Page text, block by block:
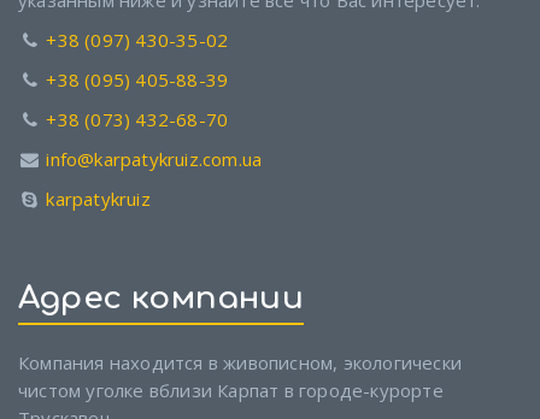
+38 (097) 430-35-02
+38 (095) 405-88-39
+38 (073) 432-68-70
info@karpatykruiz.com.ua
karpatykruiz
Адрес компании
Компания находится в живописном, экологически
чистом уголке вблизи Карпат в городе-курорте